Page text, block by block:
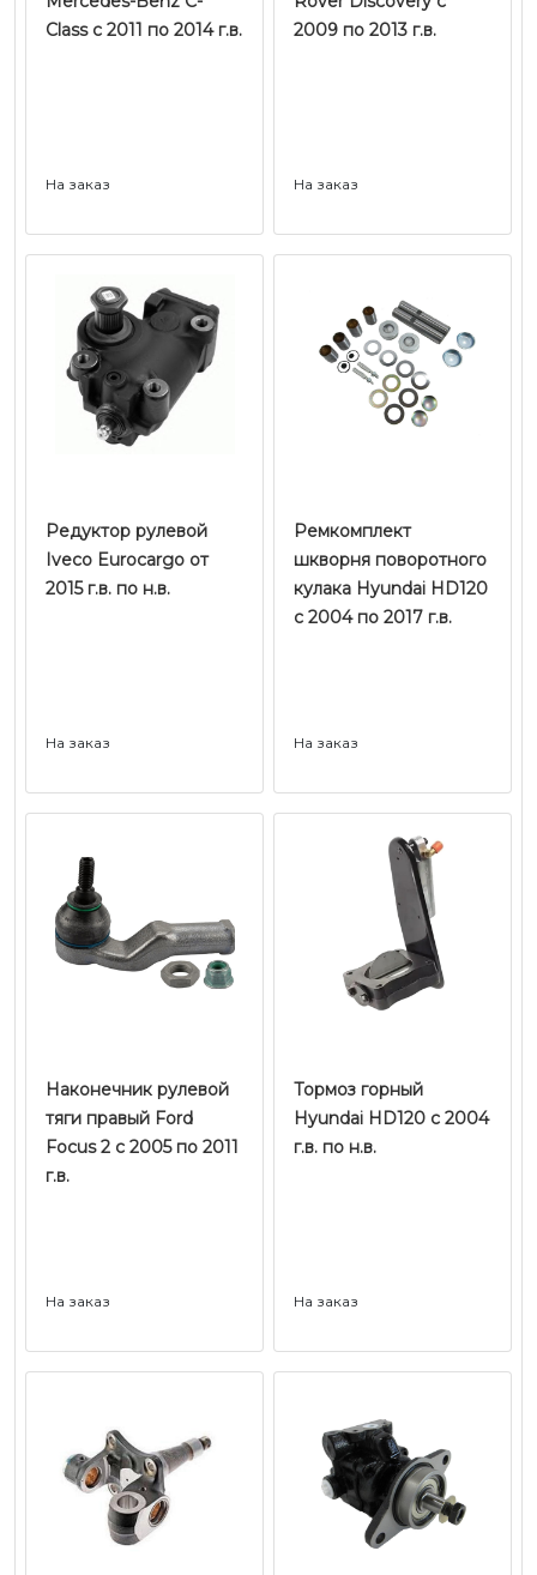
Class с 2011 по 2014 г.в.
На заказ
2009 по 2013 г.в.
На заказ
Редуктор рулевой
Iveco Eurocargo от
2015 г.в. по н.в.
На заказ
Ремкомплект
шкворня поворотного
кулака Hyundai HD120
с 2004 по 2017 г.в.
На заказ
Наконечник рулевой
тяги правый Ford
Focus 2 с 2005 по 2011
г.в.
На заказ
Тормоз горный
Hyundai HD120 с 2004
г.в. по н.в.
На заказ